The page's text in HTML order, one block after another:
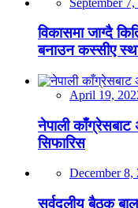
विकासमा जाग्दै
बनाउन कस्सीए
April 19,
नेपाली
सिफारिस
December 8,
सर्वदलीय बैठक